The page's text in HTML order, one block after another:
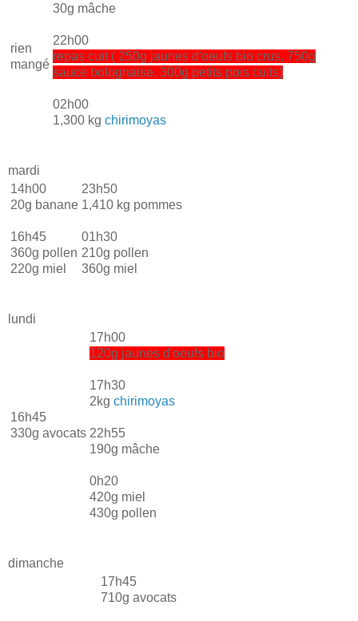
rien
mangé
30g mâche
22h00
repas cuit ( 250g jaunes d'oeufs bio crus, 750g
sauce bolognaise, 300g petits pois cuits)
02h00
1,300 kg chirimoyas
mardi
14h00
20g banane
16h45
360g pollen
220g miel
23h50
1,410 kg pommes
01h30
210g pollen
360g miel
lundi
16h45
330g avocats
17h00
120g jaunes d'oeufs bio
17h30
2kg chirimoyas
22h55
190g mâche
0h20
420g miel
430g pollen
dimanche
17h45
710g avocats